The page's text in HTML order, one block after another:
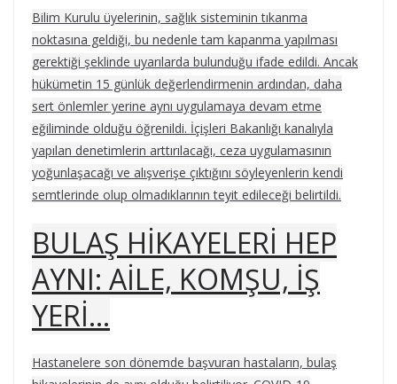
Bilim Kurulu üyelerinin, sağlık sisteminin tıkanma
noktasına geldiği, bu nedenle tam kapanma yapılması
gerektiği şeklinde uyarılarda bulunduğu ifade edildi. Ancak
hükümetin 15 günlük değerlendirmenin ardından, daha
sert önlemler yerine aynı uygulamaya devam etme
eğiliminde olduğu öğrenildi. İçişleri Bakanlığı kanalıyla
yapılan denetimlerin arttırılacağı, ceza uygulamasının
yoğunlaşacağı ve alışverişe çıktığını söyleyenlerin kendi
semtlerinde olup olmadıklarının teyit edileceği belirtildi.
BULAŞ HİKAYELERİ HEP
AYNI: AİLE, KOMŞU, İŞ
YERİ…
Hastanelere son dönemde başvuran hastaların, bulaş